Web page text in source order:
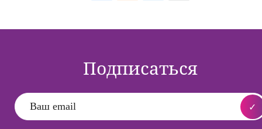
Подписаться